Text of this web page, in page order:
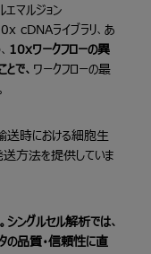
マルジョン
cDNAライブラリ、あ
10xワークフローの異
で、 ワークフローの最
送時における細胞生
方法を提供していま
ングルセル解析では、
の品質・信頼性に直